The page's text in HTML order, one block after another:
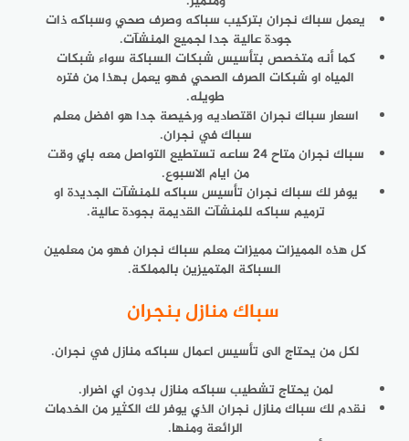
يعمل سباك نجران بتركيب سباكه وصرف صحي وسباكه ذات
جودة عالية جدا لجميع المنشآت.
كما أنه متخصص بتأسيس شبكات السباكة سواء شبكات
المياه او شبكات الصرف الصحي فهو يعمل بهذا من فتره
طويله.
اسعار سباك نجران اقتصاديه ورخيصة جدا هو افضل معلم
سباك في نجران.
سباك نجران متاح 24 ساعه تستطيع التواصل معه باي وقت
من ايام الاسبوع.
يوفر لك سباك نجران تأسيس سباكه للمنشآت الجديدة او
ترميم سباكه للمنشآت القديمة بجودة عالية.
كل هذه المميزات مميزات معلم سباك نجران فهو من معلمين
السباكة المتميزين بالمملكة.
سباك منازل بنجران
لكل من يحتاج الى تأسيس اعمال سباكه منازل في نجران.
لمن يحتاج تشطيب سباكه منازل بدون اي اضرار.
نقدم لك سباك منازل نجران الذي يوفر لك الكثير من الخدمات
الرائعة ومنها.